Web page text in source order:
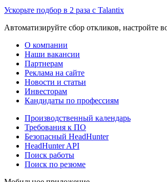
Ускорьте подбор в 2 раза с Talantix
Автоматизируйте сбор откликов, настройте
О компании
Наши вакансии
Партнерам
Реклама на сайте
Новости и статьи
Инвесторам
Кандидаты по профессиям
Производственный календарь
Требования к ПО
Безопасный HeadHunter
HeadHunter API
Поиск работы
Поиск по резюме